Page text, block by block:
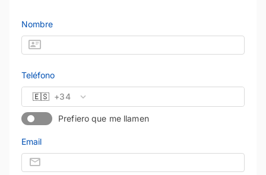
Nombre
Teléfono
🇪🇸 +34
Prefiero que me llamen
Email